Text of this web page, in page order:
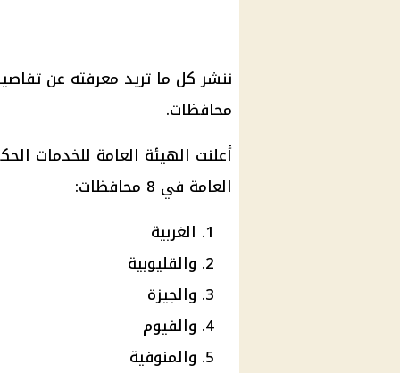
محافظات.
أعلنت الهيئة العامة للخدمات
العامة في 8 محافظات:
الغربية
والقليوبية
والجيزة
والفيوم
والمنوفية